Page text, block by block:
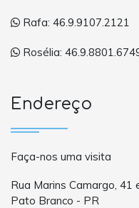
Rafa: 46.9.9107.2121
Rosélia:
Endereço
Faça-nos uma visita
Rua Marins Camargo, 41
Pato Branco - PR